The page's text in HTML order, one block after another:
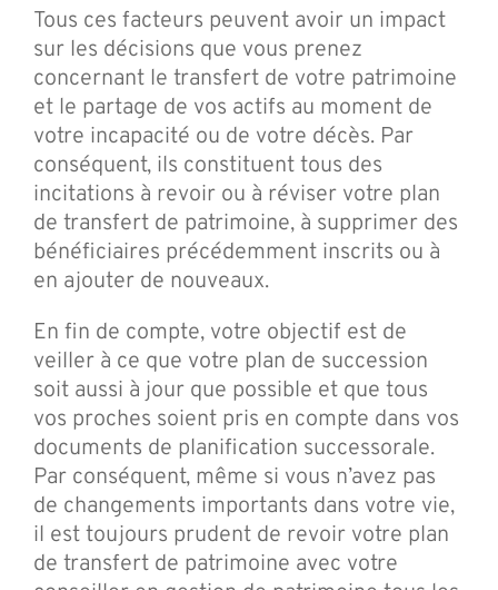
Tous ces facteurs peuvent avoir un impact
sur les décisions que vous prenez
concernant le transfert de votre patrimoine
et le partage de vos actifs au moment de
votre incapacité ou de votre décès. Par
conséquent, ils constituent tous des
incitations à revoir ou à réviser votre plan
de transfert de patrimoine, à supprimer des
bénéficiaires précédemment inscrits ou à
en ajouter de nouveaux.
En fin de compte, votre objectif est de
veiller à ce que votre plan de succession
soit aussi à jour que possible et que tous
vos proches soient pris en compte dans vos
documents de planification successorale.
Par conséquent, même si vous n’avez pas
de changements importants dans votre vie,
il est toujours prudent de revoir votre plan
de transfert de patrimoine avec votre